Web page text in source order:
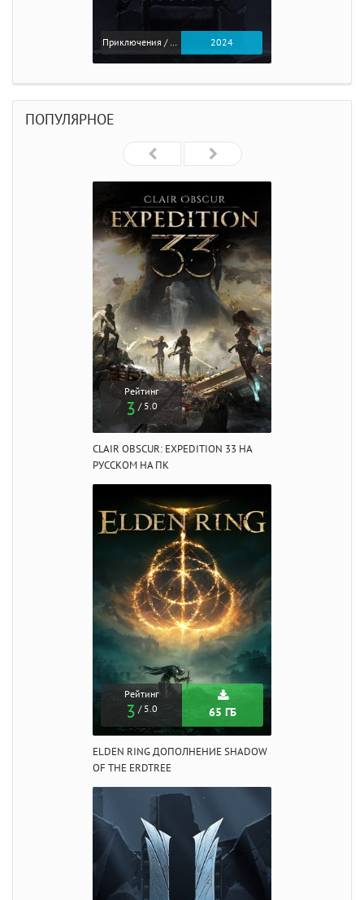
2024
ПОПУЛЯРНОЕ
Рейтинг
3 / 5.0
CLAIR OBSCUR: EXPEDITION 33 НА
РУССКОМ НА ПК
Рейтинг
3 / 5.0 65 ГБ
ELDEN RING ДОПОЛНЕНИЕ SHADOW
OF THE ERDTREE